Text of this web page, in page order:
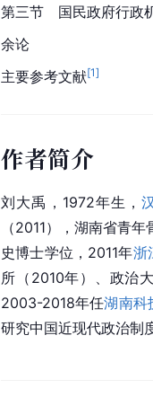
第三节　国民政府行政
余论
主要参考文献[1]
作者简介
刘大禹，1972年生，
（2011），湖南省青
史博士学位，2011年浙
所（2010年）、政治
2003-2018年任湖南科
研究中国近现代政治制